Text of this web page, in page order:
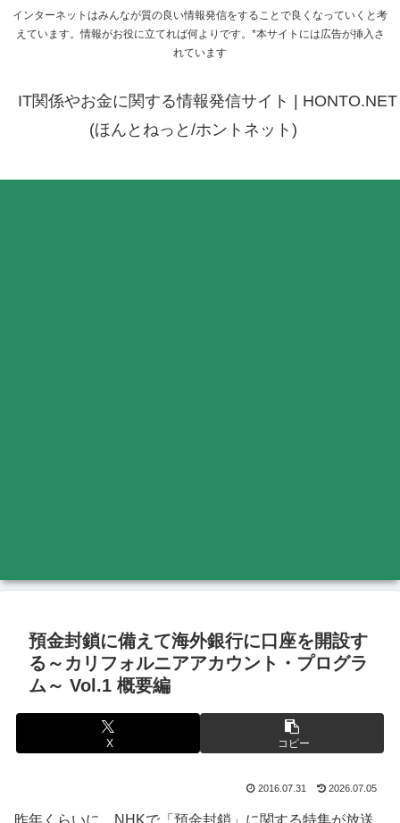
インターネットはみんなが質の良い情報発信をすることで良くなっていくと考
えています。情報がお役に立てれば何よりです。*本サイトには広告が挿入さ
れています
IT関係やお金に関する情報発信サイト | HONTO.NET
(ほんとねっと/ホントネット)
預金封鎖に備えて海外銀行に口座を開設す
る～カリフォルニアアカウント・プログラ
ム～ Vol.1 概要編
X コピー
2016.07.31 2026.07.05